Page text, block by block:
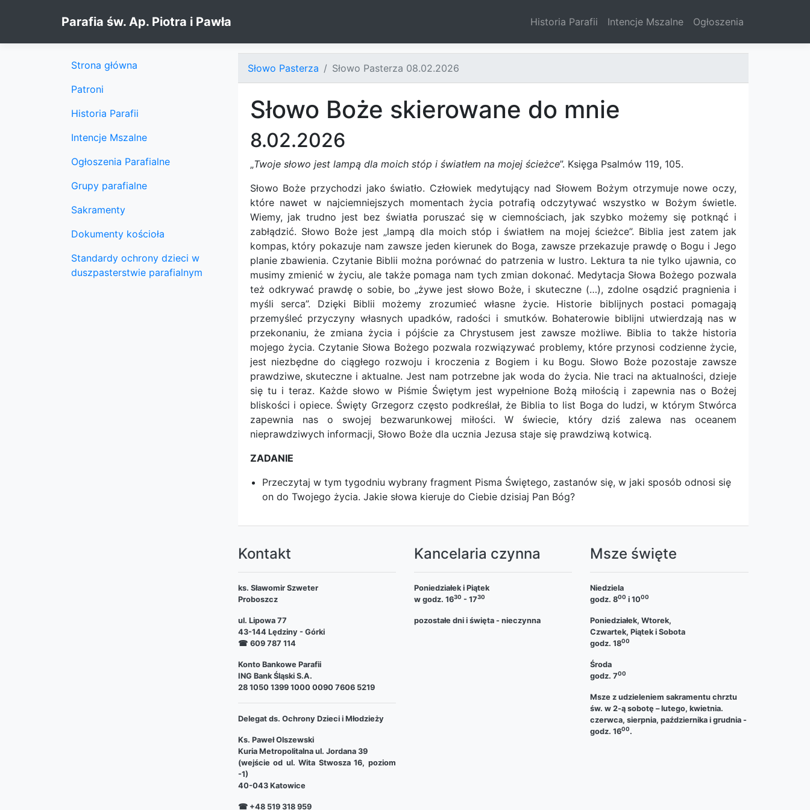
Parafia św. Ap. Piotra i Pawła Historia Parafii Intencje Mszalne Ogłoszenia
Słowo Pasterza Słowo Pasterza 08.02.2026
Słowo Boże skierowane do mnie
8.02.2026
„Twoje słowo jest lampą dla moich stóp i światłem na mojej ścieżce”. Księga Psalmów 119, 105.
Słowo Boże przychodzi jako światło. Człowiek medytujący nad Słowem Bożym otrzymuje nowe oczy,
które nawet w najciemniejszych momentach życia potrafią odczytywać wszystko w Bożym świetle.
Wiemy, jak trudno jest bez światła poruszać się w ciemnościach, jak szybko możemy się potknąć i
zabłądzić. Słowo Boże jest „lampą dla moich stóp i światłem na mojej ścieżce”. Biblia jest zatem jak
kompas, który pokazuje nam zawsze jeden kierunek do Boga, zawsze przekazuje prawdę o Bogu i Jego
planie zbawienia. Czytanie Biblii można porównać do patrzenia w lustro. Lektura ta nie tylko ujawnia, co
musimy zmienić w życiu, ale także pomaga nam tych zmian dokonać. Medytacja Słowa Bożego pozwala
też odkrywać prawdę o sobie, bo „żywe jest słowo Boże, i skuteczne (…), zdolne osądzić pragnienia i
myśli serca”. Dzięki Biblii możemy zrozumieć własne życie. Historie biblijnych postaci pomagają
przemyśleć przyczyny własnych upadków, radości i smutków. Bohaterowie biblijni utwierdzają nas w
przekonaniu, że zmiana życia i pójście za Chrystusem jest zawsze możliwe. Biblia to także historia
mojego życia. Czytanie Słowa Bożego pozwala rozwiązywać problemy, które przynosi codzienne życie,
jest niezbędne do ciągłego rozwoju i kroczenia z Bogiem i ku Bogu. Słowo Boże pozostaje zawsze
prawdziwe, skuteczne i aktualne. Jest nam potrzebne jak woda do życia. Nie traci na aktualności, dzieje
się tu i teraz. Każde słowo w Piśmie Świętym jest wypełnione Bożą miłością i zapewnia nas o Bożej
bliskości i opiece. Święty Grzegorz często podkreślał, że Biblia to list Boga do ludzi, w którym Stwórca
zapewnia nas o swojej bezwarunkowej miłości. W świecie, który dziś zalewa nas oceanem
nieprawdziwych informacji, Słowo Boże dla ucznia Jezusa staje się prawdziwą kotwicą.
ZADANIE
Przeczytaj w tym tygodniu wybrany fragment Pisma Świętego, zastanów się, w jaki sposób odnosi się
on do Twojego życia. Jakie słowa kieruje do Ciebie dzisiaj Pan Bóg?
Strona główna
Patroni
Historia Parafii
Intencje Mszalne
Ogłoszenia Parafialne
Grupy parafialne
Sakramenty
Dokumenty kościoła
Standardy ochrony dzieci w
duszpasterstwie parafialnym
Kontakt
ks. Sławomir Szweter
Proboszcz
ul. Lipowa 77
43-144 Lędziny - Górki
☎ 609 787 114
Konto Bankowe Parafii
ING Bank Śląski S.A.
28 1050 1399 1000 0090 7606 5219
Delegat ds. Ochrony Dzieci i Młodzieży
Ks. Paweł Olszewski
Kuria Metropolitalna ul. Jordana 39
(wejście od ul. Wita Stwosza 16, poziom
-1)
40-043 Katowice
☎ +48 519 318 959
Kancelaria czynna
Poniedziałek i Piątek
w godz. 1630 - 1730
pozostałe dni i święta - nieczynna
Msze święte
Niedziela
godz. 800 i 1000
Poniedziałek, Wtorek,
Czwartek, Piątek i Sobota
godz. 1800
Środa
godz. 700
Msze z udzieleniem sakramentu chrztu
św. w 2-ą sobotę – lutego, kwietnia.
czerwca, sierpnia, października i grudnia -
godz. 1600.